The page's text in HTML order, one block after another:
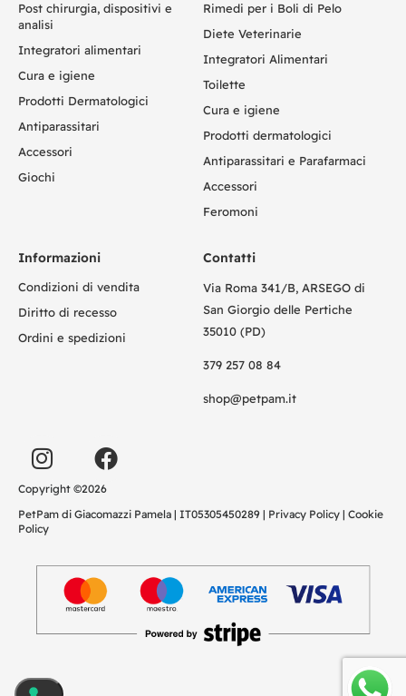
Post chirurgia, dispositivi e
analisi
Integratori alimentari
Cura e igiene
Prodotti Dermatologici
Antiparassitari
Accessori
Giochi
Rimedi per i Boli di Pelo
Diete Veterinarie
Integratori Alimentari
Toilette
Cura e igiene
Prodotti dermatologici
Antiparassitari e Parafarmaci
Accessori
Feromoni
Informazioni
Condizioni di vendita
Diritto di recesso
Ordini e spedizioni
Contatti
Via Roma 341/B, ARSEGO di
San Giorgio delle Pertiche
35010 (PD)
379 257 08 84
shop@petpam.it
Copyright ©2026
PetPam di Giacomazzi Pamela | IT05305450289 | Privacy Policy | Cookie
Policy